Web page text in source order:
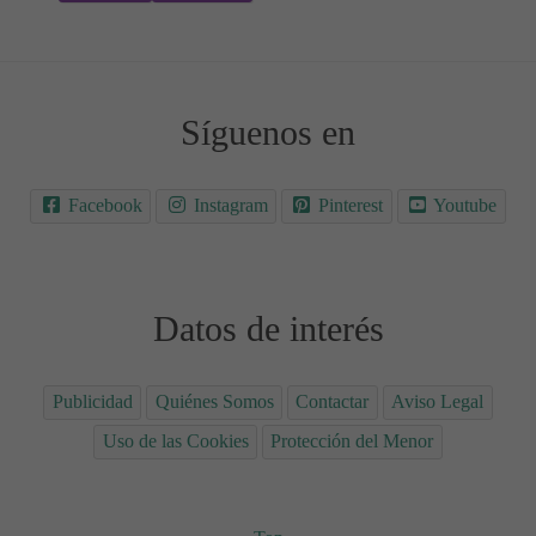
Síguenos en
Facebook Instagram Pinterest Youtube
Datos de interés
Publicidad Quiénes Somos Contactar
Aviso Legal
Uso de las Cookies
Protección del Menor